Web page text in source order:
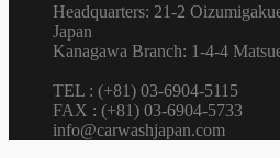
Headquarters: 21-2
Japan
Kanagawa Branch: 1-4-4
TEL : (+81) 03-6904-5115
FAX : (+81) 03-6904-5733
info@carwashjapan.com